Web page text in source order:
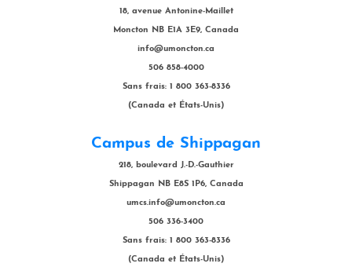
18, avenue Antonine-Maillet
Moncton NB E1A 3E9, Canada
info@umoncton.ca
506 858-4000
Sans frais: 1 800 363-8336
(Canada et États-Unis)
Campus de Shippagan
218, boulevard J.-D.-Gauthier
Shippagan NB E8S 1P6, Canada
umcs.info@umoncton.ca
506 336-3400
Sans frais: 1 800 363-8336
(Canada et États-Unis)